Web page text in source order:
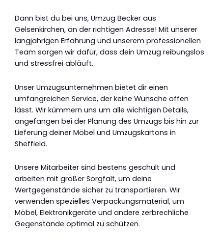
Dann bist du bei uns, Umzug Becker aus
Gelsenkirchen, an der richtigen Adresse! Mit unserer
langjährigen Erfahrung und unserem professionellen
Team sorgen wir dafür, dass dein Umzug reibungslos
und stressfrei abläuft.
Unser Umzugsunternehmen bietet dir einen
umfangreichen Service, der keine Wünsche offen
lässt. Wir kümmern uns um alle wichtigen Details,
angefangen bei der Planung des Umzugs bis hin zur
Lieferung deiner Möbel und Umzugskartons in
Sheffield.
Unsere Mitarbeiter sind bestens geschult und
arbeiten mit großer Sorgfalt, um deine
Wertgegenstände sicher zu transportieren. Wir
verwenden spezielles Verpackungsmaterial, um
Möbel, Elektronikgeräte und andere zerbrechliche
Gegenstände optimal zu schützen.